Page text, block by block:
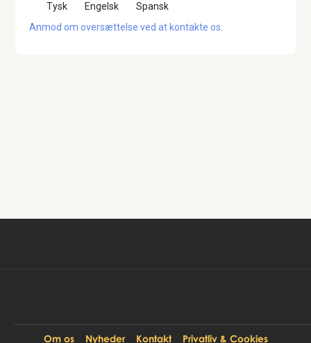
Tysk Engelsk
Spansk
Anmod om oversættelse ved at kontakte os.
Om os Nyheder Kontakt Privatliv & Cookies